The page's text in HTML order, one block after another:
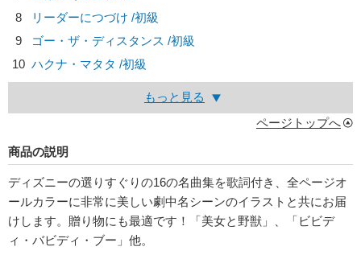
8
リーダーにつづけ /初級
9
ゴー・ザ・ディスタンス /初級
10 ハクナ・マタタ /初級
もっと見る
ページトップへ
商品の説明
ディズニーの選りすぐりの16の名曲集を歌詞付き、全ページオ
ールカラーに非常に美しい劇中名シーンのイラストと共にお届
けします。贈り物にも最適です！「美女と野獣」、「ビビデ
ィ・バビディ・ブー」他。